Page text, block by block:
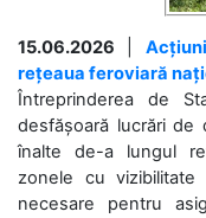
15.06.2026
rețeaua feroviară
Întreprinderea de
desfășoară lucrări de
înalte de-a lungul
zonele cu
necesare pentru